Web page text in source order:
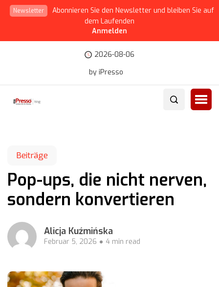
Newsletter
Abonnieren Sie den Newsletter und bleiben Sie auf
dem Laufenden
Anmelden
2026-08-06
by iPresso
Beiträge
Pop-ups, die nicht nerven,
sondern konvertieren
Alicja Kuźmińska
Februar 5, 2026 4 min read